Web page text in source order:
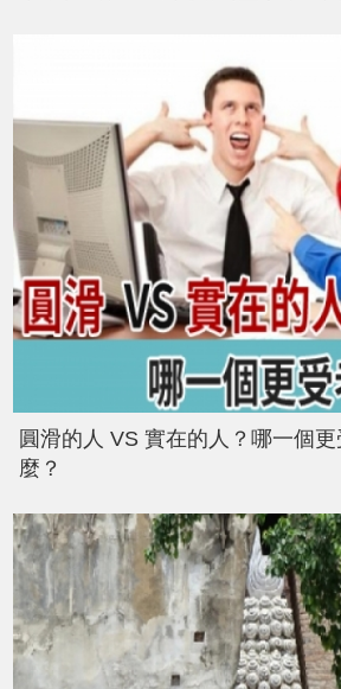
圓滑的人 VS 實在的人？哪一個
麼？